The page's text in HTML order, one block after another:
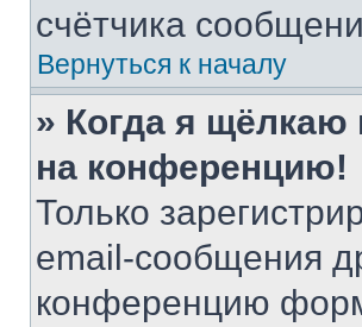
счётчика
Вернуться к началу
» Когда я щёлкаю
на конференцию!
Только
email-сообщения
конференцию